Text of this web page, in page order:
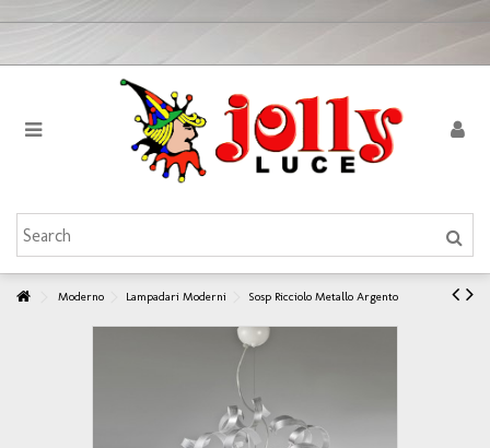
Moderno Lampadari Moderni Sosp Ricciolo Metallo Argento